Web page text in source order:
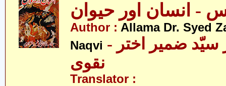
- انسان اور حیوان
Author : Allama Dr. Syed
Naqvi - علامہ ڈاکٹر سیّد ضمیر اختر
نقوی
Translator :